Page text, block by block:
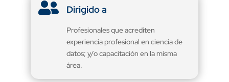
 Dirigido a
Profesionales que acrediten
experiencia profesional en ciencia de
datos; y/o capacitación en la misma
área.